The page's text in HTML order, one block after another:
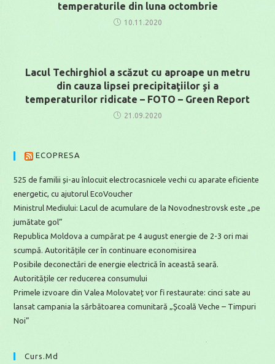
temperaturile din luna octombrie
10.11.2020
Lacul Techirghiol a scăzut cu aproape un metru
din cauza lipsei precipitaţiilor şi a
temperaturilor ridicate – FOTO – Green Report
21.09.2020
ECOPRESA
525 de familii și-au înlocuit electrocasnicele vechi cu aparate eficiente
energetic, cu ajutorul EcoVoucher
Ministrul Mediului: Lacul de acumulare de la Novodnestrovsk este „pe
jumătate gol”
Republica Moldova a cumpărat pe 4 august energie de 2-3 ori mai
scumpă. Autoritățile cer în continuare economisirea
Posibile deconectări de energie electrică în această seară.
Autoritățile cer reducerea consumului
Primele izvoare din Valea Molovateț vor fi restaurate: cinci sate au
lansat campania la sărbătoarea comunitară „Școală Veche – Timpuri
Noi”
Curs.md